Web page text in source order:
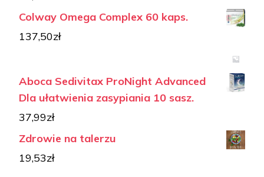
Colway Omega Complex 60 kaps.
137,50zł
Aboca Sedivitax ProNight Advanced
Dla ułatwienia zasypiania 10 sasz.
37,99zł
Zdrowie na talerzu
19,53zł